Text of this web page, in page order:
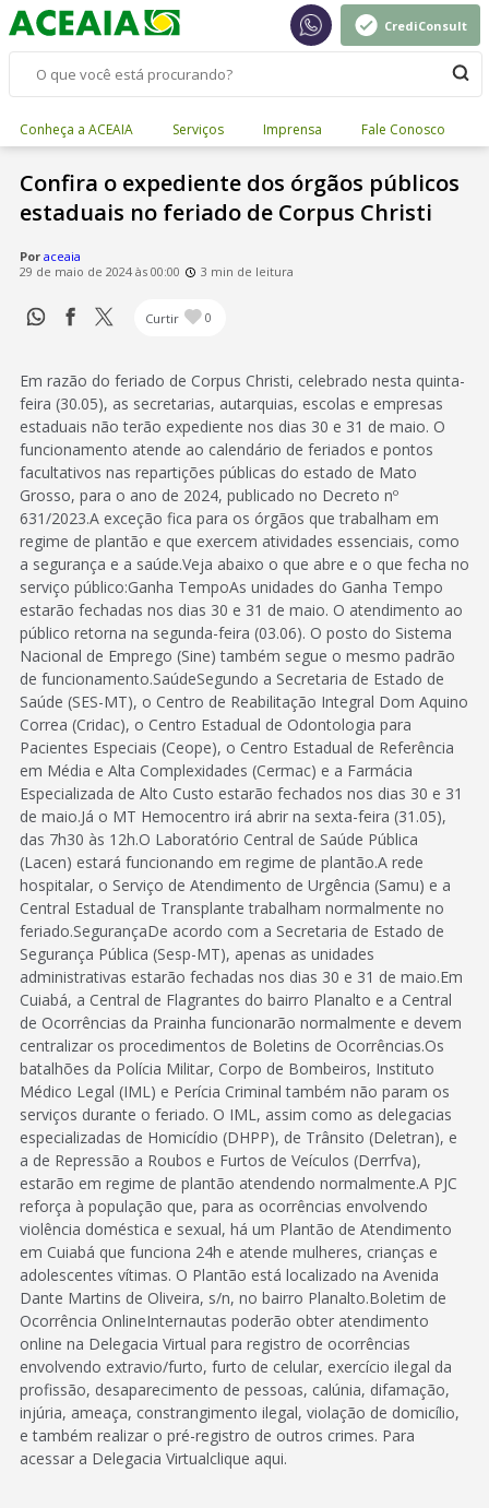
CrediConsult
Conheça a ACEAIA Serviços Imprensa Fale Conosco
Confira o expediente dos órgãos públicos
estaduais no feriado de Corpus Christi
Por aceaia
29 de maio de 2024 às 00:00
3 min de leitura
Curtir 0
Em razão do feriado de Corpus Christi, celebrado nesta quinta-
feira (30.05), as secretarias, autarquias, escolas e empresas
estaduais não terão expediente nos dias 30 e 31 de maio. O
funcionamento atende ao calendário de feriados e pontos
facultativos nas repartições públicas do estado de Mato
Grosso, para o ano de 2024, publicado no Decreto nº
631/2023.A exceção fica para os órgãos que trabalham em
regime de plantão e que exercem atividades essenciais, como
a segurança e a saúde.Veja abaixo o que abre e o que fecha no
serviço público:Ganha TempoAs unidades do Ganha Tempo
estarão fechadas nos dias 30 e 31 de maio. O atendimento ao
público retorna na segunda-feira (03.06). O posto do Sistema
Nacional de Emprego (Sine) também segue o mesmo padrão
de funcionamento.SaúdeSegundo a Secretaria de Estado de
Saúde (SES-MT), o Centro de Reabilitação Integral Dom Aquino
Correa (Cridac), o Centro Estadual de Odontologia para
Pacientes Especiais (Ceope), o Centro Estadual de Referência
em Média e Alta Complexidades (Cermac) e a Farmácia
Especializada de Alto Custo estarão fechados nos dias 30 e 31
de maio.Já o MT Hemocentro irá abrir na sexta-feira (31.05),
das 7h30 às 12h.O Laboratório Central de Saúde Pública
(Lacen) estará funcionando em regime de plantão.A rede
hospitalar, o Serviço de Atendimento de Urgência (Samu) e a
Central Estadual de Transplante trabalham normalmente no
feriado.SegurançaDe acordo com a Secretaria de Estado de
Segurança Pública (Sesp-MT), apenas as unidades
administrativas estarão fechadas nos dias 30 e 31 de maio.Em
Cuiabá, a Central de Flagrantes do bairro Planalto e a Central
de Ocorrências da Prainha funcionarão normalmente e devem
centralizar os procedimentos de Boletins de Ocorrências.Os
batalhões da Polícia Militar, Corpo de Bombeiros, Instituto
Médico Legal (IML) e Perícia Criminal também não param os
serviços durante o feriado. O IML, assim como as delegacias
especializadas de Homicídio (DHPP), de Trânsito (Deletran), e
a de Repressão a Roubos e Furtos de Veículos (Derrfva),
estarão em regime de plantão atendendo normalmente.A PJC
reforça à população que, para as ocorrências envolvendo
violência doméstica e sexual, há um Plantão de Atendimento
em Cuiabá que funciona 24h e atende mulheres, crianças e
adolescentes vítimas. O Plantão está localizado na Avenida
Dante Martins de Oliveira, s/n, no bairro Planalto.Boletim de
Ocorrência OnlineInternautas poderão obter atendimento
online na Delegacia Virtual para registro de ocorrências
envolvendo extravio/furto, furto de celular, exercício ilegal da
profissão, desaparecimento de pessoas, calúnia, difamação,
injúria, ameaça, constrangimento ilegal, violação de domicílio,
e também realizar o pré-registro de outros crimes. Para
acessar a Delegacia Virtualclique aqui.